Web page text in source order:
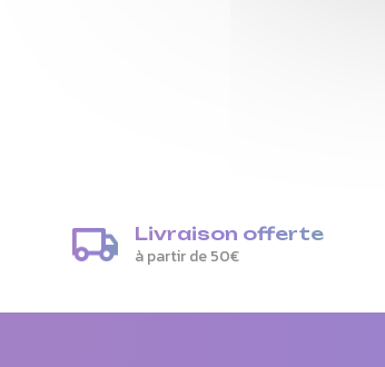
Livraison offerte
à partir de 50€